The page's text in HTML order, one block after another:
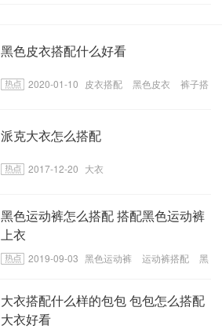
黑色皮衣搭配什么好看
2020-01-10 皮衣搭配 黑色皮衣
裤子搭
派克大衣怎么搭配
2017-12-20 大衣
黑色运动裤怎么搭配 搭配黑色运动裤
上衣
2019-09-03 黑色运动裤 运动裤搭配
黑
大衣搭配什么样的包包 包包怎么搭配
大衣好看